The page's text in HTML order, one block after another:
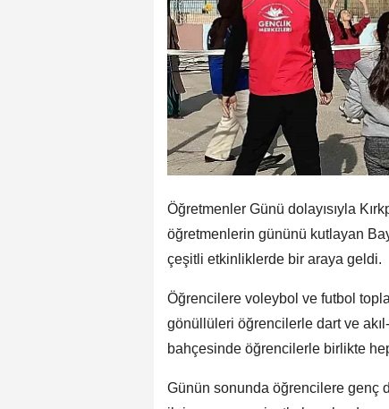
Öğretmenler Günü dolayısıyla
öğretmenlerin gününü kutlayan
çeşitli etkinliklerde bir araya geldi.
Öğrencilere voleybol ve futbol
gönüllüleri öğrencilerle dart ve
bahçesinde öğrencilerle birlikte
Günün sonunda öğrencilere genç